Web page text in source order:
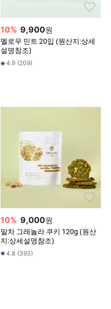
10% 9,900원
멜로우 민트 20입 (원산지:상세
설명참조)
4.9 (209)
10% 9,000원
말차 그래놀라 쿠키 120g (원산
지:상세설명참조)
4.8 (393)